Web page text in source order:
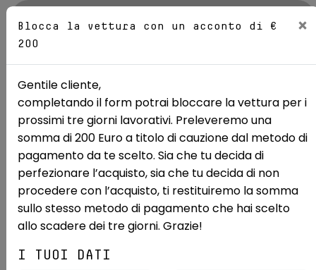
Sedi
Mostra le 15 foto
Usate Abarth 500C
ABARTH 595 C 1.4 Turbo T-Jet
16v Competizione E6
USATO RENORD PRIME
1/2016 110.000 km
Blocca la vettura con un acconto di €
200
×
Gentile cliente,
completando il form potrai bloccare la vettura per i
prossimi tre giorni lavorativi. Preleveremo una
somma di 200 Euro a titolo di cauzione dal metodo di
pagamento da te scelto. Sia che tu decida di
perfezionare l’acquisto, sia che tu decida di non
procedere con l’acquisto, ti restituiremo la somma
sullo stesso metodo di pagamento che hai scelto
allo scadere dei tre giorni. Grazie!
I TUOI DATI